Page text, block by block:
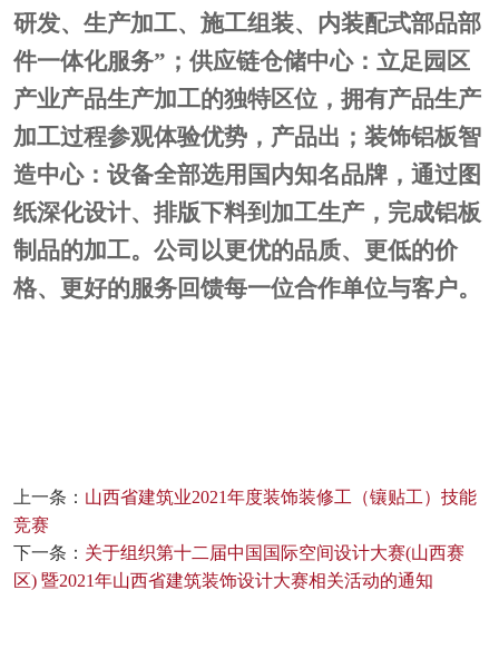
研发、生产加工、施工组装、内装配式部品部
件一体化服务”；供应链仓储中心：立足园区
产业产品生产加工的独特区位，拥有产品生产
加工过程参观体验优势，产品出；装饰铝板智
造中心：设备全部选用国内知名品牌，通过图
纸深化设计、排版下料到加工生产，完成铝板
制品的加工。公司以更优的品质、更低的价
格、更好的服务回馈每一位合作单位与客户。
上一条： 山西省建筑业2021年度装饰装修工（镶贴工）技能
竞赛
下一条： 关于组织第十二届中国国际空间设计大赛(山西赛
区) 暨2021年山西省建筑装饰设计大赛相关活动的通知